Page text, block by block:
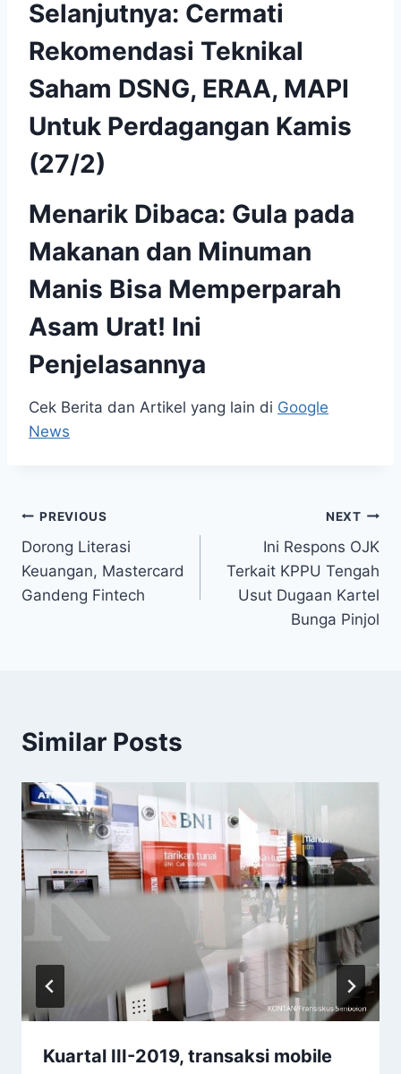
Selanjutnya: Cermati
Rekomendasi Teknikal
Saham DSNG, ERAA, MAPI
Untuk Perdagangan Kamis
(27/2)
Menarik Dibaca: Gula pada
Makanan dan Minuman
Manis Bisa Memperparah
Asam Urat! Ini
Penjelasannya
Cek Berita dan Artikel yang lain di Google
News
Post
navigation
PREVIOUS
Dorong Literasi
Keuangan, Mastercard
Gandeng Fintech
NEXT
Ini Respons OJK
Terkait KPPU Tengah
Usut Dugaan Kartel
Bunga Pinjol
Similar Posts
Kuartal III-2019, transaksi mobile